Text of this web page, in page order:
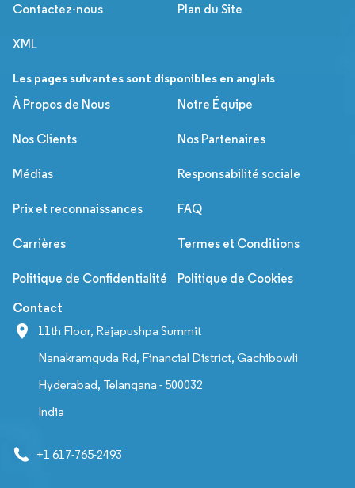
Contactez-nous Plan du Site
XML
Les pages suivantes sont disponibles en anglais
À Propos de Nous
Notre Équipe
Nos Clients Nos Partenaires
Médias Responsabilité sociale
Prix et reconnaissances FAQ
Carrières Termes et Conditions
Politique de Confidentialité Politique de Cookies
Contact
11th Floor, Rajapushpa Summit
Nanakramguda Rd, Financial District, Gachibowli
Hyderabad, Telangana - 500032
India
+1 617-765-2493